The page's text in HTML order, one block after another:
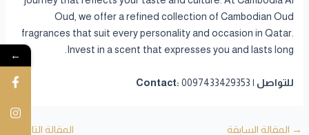
Oud, we offer a refined collection of Cambodian Oud
fragrances that suit every personality and occasion in Qatar.
Invest in a scent that expresses you and lasts long.
للتواصل | Contact: 0097433429353
→ المقالة السابقة المقالة التالية
←